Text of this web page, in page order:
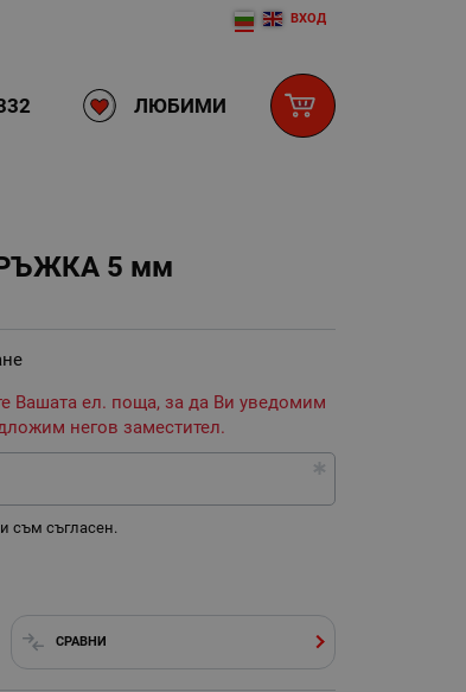
ВХОД
ЛЮБИМИ
5 мм
Вашата ел. поща, за да Ви уведомим
негов заместител.
съм съгласен.
СРАВНИ